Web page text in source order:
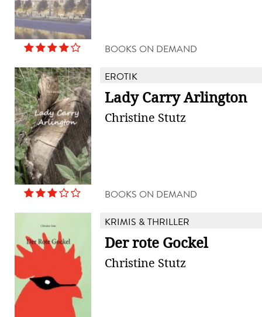
BOOKS ON DEMAND
EROTIK
Lady Carry Arlington
Christine Stutz
BOOKS ON DEMAND
KRIMIS & THRILLER
Der rote Gockel
Christine Stutz